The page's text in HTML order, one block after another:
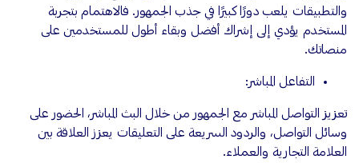
والتطبيقات يلعب دورًا كبيرًا في جذب الجمهور. فالاهتمام بتجربة
المستخدم يؤدي إلى إشراك أفضل وبقاء أطول للمستخدمين على
منصاتك.
التفاعل المباشر:
تعزيز التواصل المباشر مع الجمهور من خلال البث المباشر، الحضور على
وسائل التواصل، والردود السريعة على التعليقات يعزز العلاقة بين
العلامة التجارية والعملاء.